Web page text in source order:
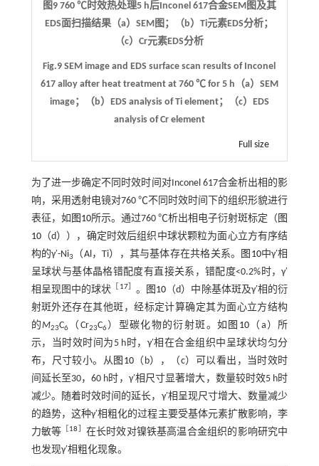
图9 760 ℃时效热处理5 h后Inconel 617合金SEM图及其
EDS面扫描结果（a）SEM图；（b）Ti元素EDS分析；
（c）Cr元素EDS分析
Fig.9 SEM image and EDS surface scan results of Inconel
617 alloy after heat treatment at 760 ℃ for 5 h（a）SEM
image；（b）EDS analysis of Ti element；（c）EDS
analysis of Cr element
Full size
为了进一步确定不同时效时间对Inconel 617合金析出相的影
响，采用透射电镜对760 ℃不同时效时间下的组织形貌进行
表征，如 图10所示。通过760 ℃析出相电子衍射斑标定（ 图
10（d）），确定时效后组织中球状颗粒为面心立方有序结
构的γ′-Ni3 （Al，Ti），其与基体存在共格关系。 图10中γ′相
呈球状与基体晶格错配度有直接关系，错配度<0.2%时，γ′
相呈现图中的球状
17］ 。 图10 （d）中除基体斑及γ′相的衍
射斑外还存在其他斑，经标定计算确定其为面心立方结构
的M23C6（Cr23C6）型碳化物的衍射斑。如 图10（a）所
示，当时效时间为5 h时，γ′相在合金组织中呈球状均匀分
布，尺寸较小。从图10（b），（c）可以看出，当时效时
间延长至30，60 h时，γ′相尺寸显著增大，数量较时效5 h时
减少。随着时效时间的延长，γ′相呈现尺寸增大、数量减少
的趋势，这种γ′相粗化的过程主要受基体元素扩散影响，李
力敏等
18
在长时效对镍铁基高温合金组织的影响研究中
也发现γ′相粗化现象。